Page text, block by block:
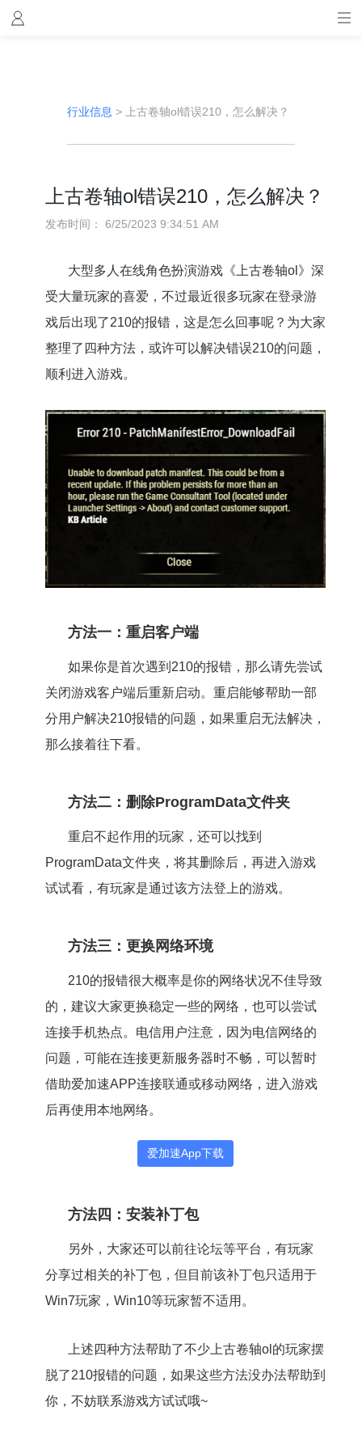
行业信息 > 上古卷轴ol错误210，怎么解决？
上古卷轴ol错误210，怎么解决？
发布时间： 6/25/2023 9:34:51 AM
大型多人在线角色扮演游戏《上古卷轴ol》深
受大量玩家的喜爱，不过最近很多玩家在登录游
戏后出现了210的报错，这是怎么回事呢？为大家
整理了四种方法，或许可以解决错误210的问题，
顺利进入游戏。
方法一：重启客户端
如果你是首次遇到210的报错，那么请先尝试
关闭游戏客户端后重新启动。重启能够帮助一部
分用户解决210报错的问题，如果重启无法解决，
那么接着往下看。
方法二：删除ProgramData文件夹
重启不起作用的玩家，还可以找到
ProgramData文件夹，将其删除后，再进入游戏
试试看，有玩家是通过该方法登上的游戏。
方法三：更换网络环境
210的报错很大概率是你的网络状况不佳导致
的，建议大家更换稳定一些的网络，也可以尝试
连接手机热点。电信用户注意，因为电信网络的
问题，可能在连接更新服务器时不畅，可以暂时
借助爱加速APP连接联通或移动网络，进入游戏
后再使用本地网络。
爱加速App下载
方法四：安装补丁包
另外，大家还可以前往论坛等平台，有玩家
分享过相关的补丁包，但目前该补丁包只适用于
Win7玩家，Win10等玩家暂不适用。
上述四种方法帮助了不少上古卷轴ol的玩家摆
脱了210报错的问题，如果这些方法没办法帮助到
你，不妨联系游戏方试试哦~